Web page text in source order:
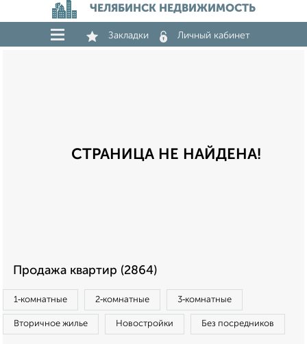
ЧЕЛЯБИНСК НЕДВИЖИМОСТЬ
Закладки Личный кабинет
СТРАНИЦА НЕ НАЙДЕНА!
Продажа квартир (2864)
1‑комнатные 2‑комнатные 3‑комнатные
Вторичное жилье Новостройки Без посредников